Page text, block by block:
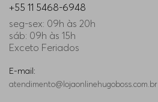
+55 11 5468-6948
seg-sex: 09h às 20h
sáb: 09h às 15h
Exceto Feriados
E-mail:
atendimento@lojaonlinehugoboss.com.br